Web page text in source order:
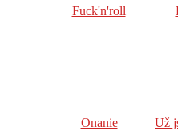
Fuck'n'roll
Onanie
Už